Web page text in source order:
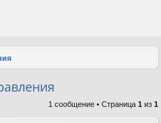
1 сообщение • Страница 1 из 1